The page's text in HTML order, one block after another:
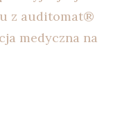
z auditomat®
medyczna na